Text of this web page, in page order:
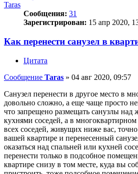
Taras
Сообщения: 31
Зарегистрирован: 15 апр 2020,
Как перенести санузел в
Цитата
Сообщение Taras » 04 авг 2020, 09:57
Санузел перенести в другое место в
довольно сложно, а еще чаще просто
что запрещено размещать санузлы
кухнями соседей, а в
всех соседей, живущих ниже вас,
вашей квартире и перенесенный
оказаться над спальней или кухней
перенести только в подсобное
квартире снизу в том месте, куда вы